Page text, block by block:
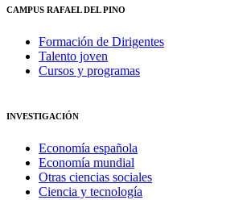
CAMPUS RAFAEL DEL PINO
Formación de Dirigentes
Talento joven
Cursos y programas
INVESTIGACIÓN
Economía española
Economía mundial
Otras ciencias sociales
Ciencia y tecnología